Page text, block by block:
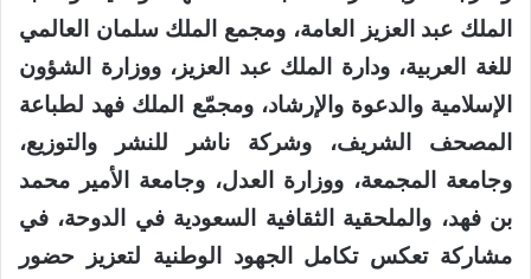
الملك عبد العزيز العامة، ومجمع الملك سلمان العالمي
للغة العربية، ودارة الملك عبد العزيز، ووزارة الشؤون
الإسلامية والدعوة والإرشاد، ومجمّع الملك فهد لطباعة
المصحف الشريف، وشركة ناشر للنشر والتوزيع،
وجامعة المجمعة، ووزارة العدل، وجامعة الأمير محمد
بن فهد، والملحقية الثقافية السعودية في الدوحة، في
مشاركة تعكس تكامل الجهود الوطنية لتعزيز حضور